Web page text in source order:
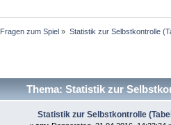
Fragen zum Spiel » Statistik zur Selbstkontrolle
Thema: Statistik zur
Statistik zur Selbstkontrolle